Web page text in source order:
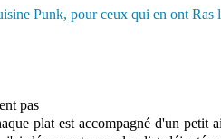
pas
plat est accompagné d'un petit